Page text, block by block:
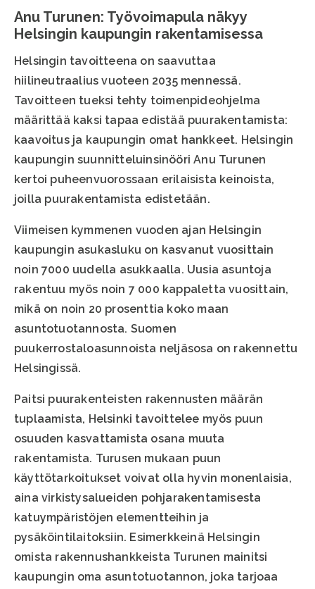
Anu Turunen: Työvoimapula näkyy
Helsingin kaupungin rakentamisessa
Helsingin tavoitteena on saavuttaa
hiilineutraalius vuoteen 2035 mennessä.
Tavoitteen tueksi tehty toimenpideohjelma
määrittää kaksi tapaa edistää puurakentamista:
kaavoitus ja kaupungin omat hankkeet. Helsingin
kaupungin suunnitteluinsinööri Anu Turunen
kertoi puheenvuorossaan erilaisista keinoista,
joilla puurakentamista edistetään.
Viimeisen kymmenen vuoden ajan Helsingin
kaupungin asukasluku on kasvanut vuosittain
noin 7000 uudella asukkaalla. Uusia asuntoja
rakentuu myös noin 7 000 kappaletta vuosittain,
mikä on noin 20 prosenttia koko maan
asuntotuotannosta. Suomen
puukerrostaloasunnoista neljäsosa on rakennettu
Helsingissä.
Paitsi puurakenteisten rakennusten määrän
tuplaamista, Helsinki tavoittelee myös puun
osuuden kasvattamista osana muuta
rakentamista. Turusen mukaan puun
käyttötarkoitukset voivat olla hyvin monenlaisia,
aina virkistysalueiden pohjarakentamisesta
katuympäristöjen elementteihin ja
pysäköintilaitoksiin. Esimerkkeinä Helsingin
omista rakennushankkeista Turunen mainitsi
kaupungin oma asuntotuotannon, joka tarjoaa